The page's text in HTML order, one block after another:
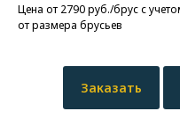
Цена от 2790 руб./брус с
от размера брусьев
Заказать